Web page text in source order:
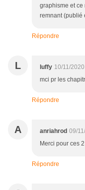
graphisme et ce
remnant (publié
Répondre
L luffy 10/11/
mci pr les
Répondre
A anriahrod 09/
Merci pour ces
Répondre